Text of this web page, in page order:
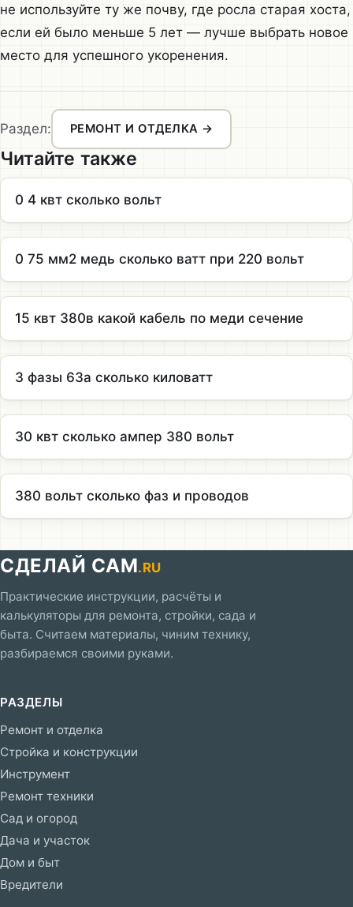
не используйте ту же почву, где росла старая хоста,
если ей было меньше 5 лет — лучше выбрать новое
место для успешного укоренения.
Раздел: РЕМОНТ И ОТДЕЛКА →
Читайте также
0 4 квт сколько вольт
0 75 мм2 медь сколько ватт при 220 вольт
15 квт 380в какой кабель по меди сечение
3 фазы 63а сколько киловатт
30 квт сколько ампер 380 вольт
380 вольт сколько фаз и проводов
СДЕЛАЙ САМ.RU
Практические инструкции, расчёты и
калькуляторы для ремонта, стройки, сада и
быта. Считаем материалы, чиним технику,
разбираемся своими руками.
РАЗДЕЛЫ
Ремонт и отделка
Стройка и конструкции
Инструмент
Ремонт техники
Сад и огород
Дача и участок
Дом и быт
Вредители